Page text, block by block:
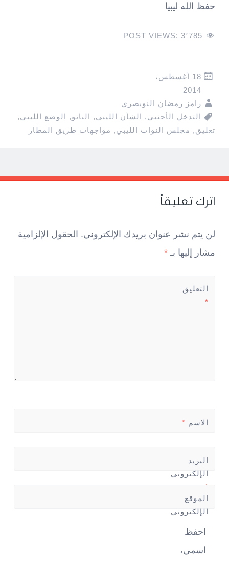
حفظ الله ليبيا
POST VIEWS: 3٬785
18 أغسطس،
2014
رامز رمضان النويصري
التدخل الأجنبي, الشأن الليبي, الناتو, الوضع الليبي,
تعليق, مجلس النواب الليبي, مواجهات طريق المطار
Post
navigation
←
→
اترك تعليقاً
لن يتم نشر عنوان بريدك الإلكتروني. الحقول الإلزامية
مشار إليها بـ *
التعليق
*
الاسم *
البريد
الإلكتروني
*
الموقع
الإلكتروني
احفظ
اسمي،